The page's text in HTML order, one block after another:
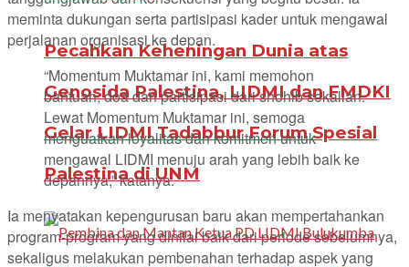
Pecahkan Keheningan Dunia atas
Genosida Palestina, LIDMI dan FMDKI
Gelar LIDMI Tadabbur Forum Spesial
Palestina di UNM
meminta dukungan serta partisipasi kader untuk mengawal
perjalanan organisasi ke depan.
“Momentum Muktamar ini, kami memohon
bantuan, doa dan partisipasi dari shohib sekalian.
Lewat Momentum Muktamar ini, semoga
menguatkan loyalitas dan komitmen untuk
mengawal LIDMI menuju arah yang lebih baik ke
depannya,” katanya.
Ia menyatakan kepengurusan baru akan mempertahankan
program-program yang dinilai baik dari periode sebelumnya,
sekaligus melakukan pembenahan terhadap aspek yang